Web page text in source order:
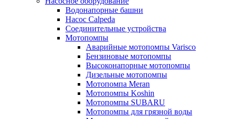
Водонапорные башни
Насос Calpeda
Соединительные устройства
Мотопомпы
Аварийные мотопомпы Varisco
Бензиновые мотопомпы
Высоконапорные мотопомпы
Дизельные мотопомпы
Мотопомпа Meran
Мотопомпы Koshin
Мотопомпы SUBARU
Мотопомпы для грязной воды